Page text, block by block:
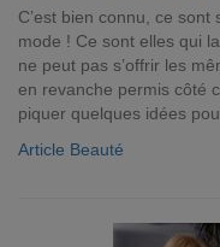
C’est bien connu, ce
mode ! Ce sont elles qui
ne peut pas s’offrir les
en revanche permis côté
piquer quelques idées
Article Beauté